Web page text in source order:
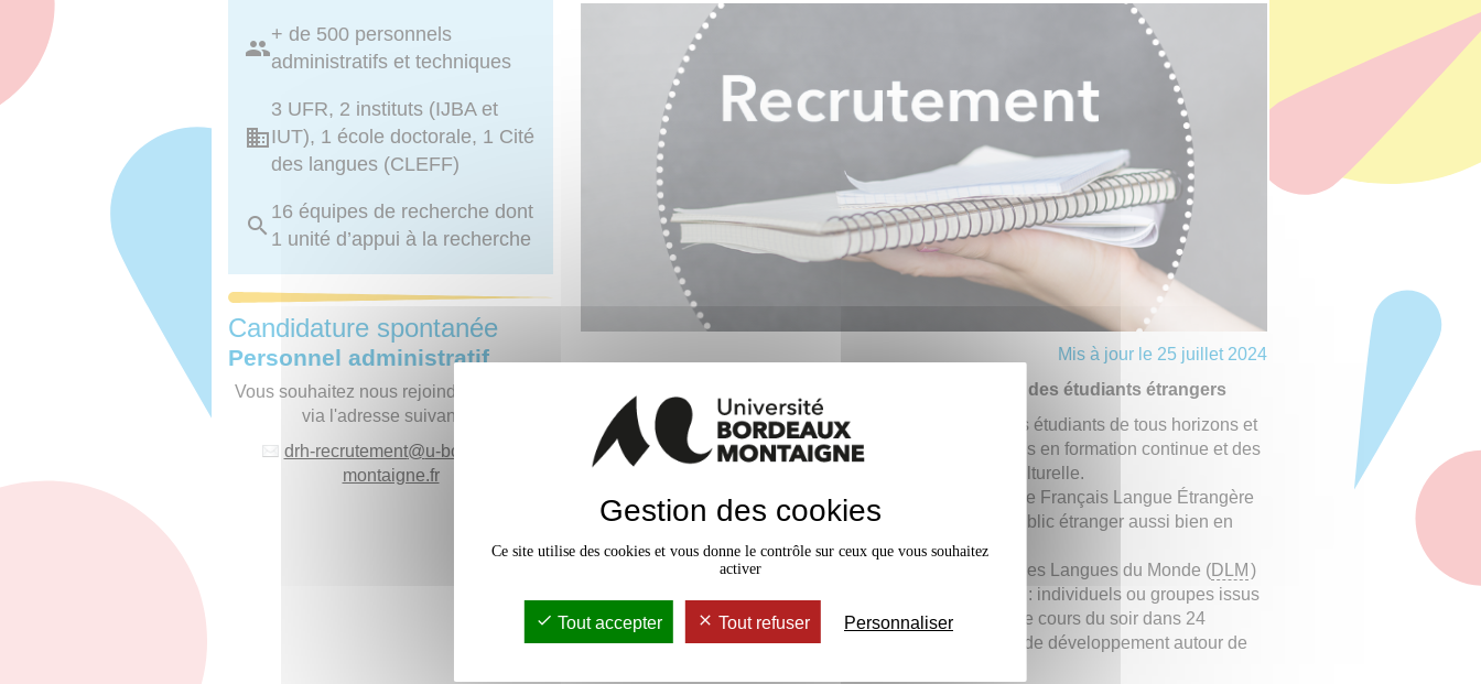
Mis à jour le 25 juillet 2024
L'Université recrute un·e chargé·e de mission auprès des étudiants étrangers
CLEFF
est une nouvelle composante qui accueille les étudiants de tous horizons et
de toutes nationalités, et répond à la demande des adultes en formation continue et des
entreprises en matière de formation linguistique et interculturelle.
Elle est composée d’une part du Département d’Études de Français Langue Étrangère
DEFLE) orienté vers l’enseignement du français pour public étranger aussi bien en
cours du jour qu’en cours du soir.
Et d’autre part elle est aussi composée du Département des Langues du Monde (DLM )
qui propose une offre en langues pour tout type de public : individuels ou groupes issus
d’institutions ou d’entreprises, en particulier sous forme de cours du soir dans 24
langues différentes. De nouvelles activités sont en cours de développement autour de
+ de 500 personnels
administratifs et techniques
3 UFR, 2 instituts (IJBA et
IUT), 1 école doctorale, 1 Cité
des langues (CLEFF)
16 équipes de recherche dont
1 unité d’appui à la recherche
Candidature spontanée
Personnel administratif
Vous souhaitez nous rejoindre, postulez
via l'adresse suivante :
drh-recrutement@u-bordeaux-
montaigne.fr
Gestion des cookies
Ce site utilise des cookies et vous donne le contrôle sur ceux que vous souhaitez
activer
Tout accepter Tout refuser Personnaliser